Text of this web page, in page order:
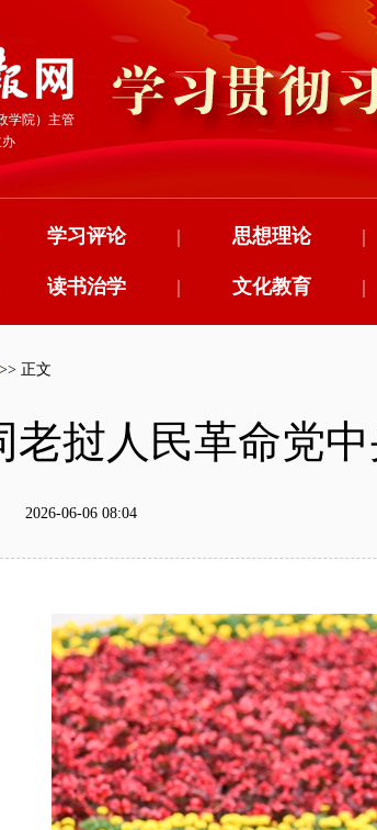
学院）主管
学习评论 思想理论
| |
读书治学 文化教育
| |
>> 正文
老挝人民革命党
06-06 08:04